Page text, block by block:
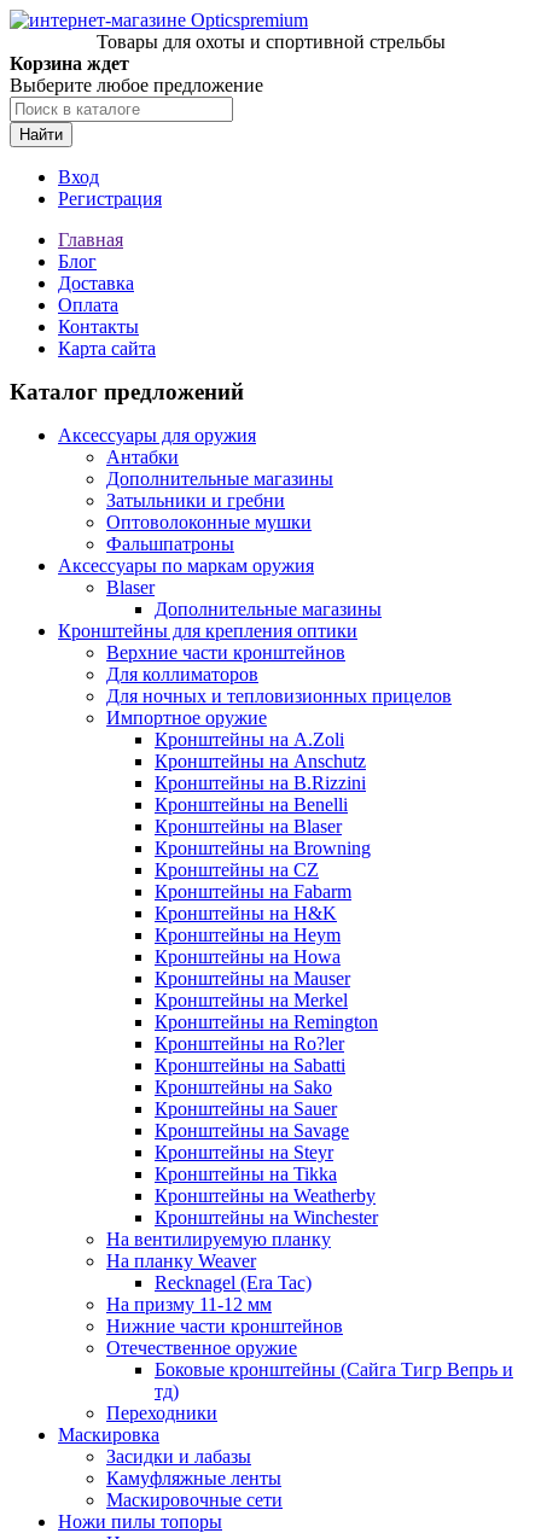
Товары для охоты и спортивной стрельбы
Корзина ждет
Выберите любое предложение
Найти
Вход
Регистрация
Главная
Блог
Доставка
Оплата
Контакты
Карта сайта
Каталог предложений
Аксессуары для оружия
Антабки
Дополнительные магазины
Затыльники и гребни
Оптоволоконные мушки
Фальшпатроны
Аксессуары по маркам оружия
Blaser
Дополнительные магазины
Кронштейны для крепления оптики
Верхние части кронштейнов
Для коллиматоров
Для ночных и тепловизионных прицелов
Импортное оружие
Кронштейны на A.Zoli
Кронштейны на Anschutz
Кронштейны на B.Rizzini
Кронштейны на Benelli
Кронштейны на Blaser
Кронштейны на Browning
Кронштейны на CZ
Кронштейны на Fabarm
Кронштейны на H&K
Кронштейны на Heym
Кронштейны на Howa
Кронштейны на Mauser
Кронштейны на Merkel
Кронштейны на Remington
Кронштейны на Ro?ler
Кронштейны на Sabatti
Кронштейны на Sako
Кронштейны на Sauer
Кронштейны на Savage
Кронштейны на Steyr
Кронштейны на Tikka
Кронштейны на Weatherby
Кронштейны на Winchester
На вентилируемую планку
На планку Weaver
Recknagel (Era Tac)
На призму 11-12 мм
Нижние части кронштейнов
Отечественное оружие
Боковые кронштейны (Сайга Тигр Вепрь и
тд)
Переходники
Маскировка
Засидки и лабазы
Камуфляжные ленты
Маскировочные сети
Ножи пилы топоры